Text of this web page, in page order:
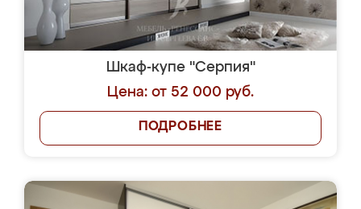
Шкаф-купе "Серпия"
Цена: от 52 000 руб.
ПОДРОБНЕЕ